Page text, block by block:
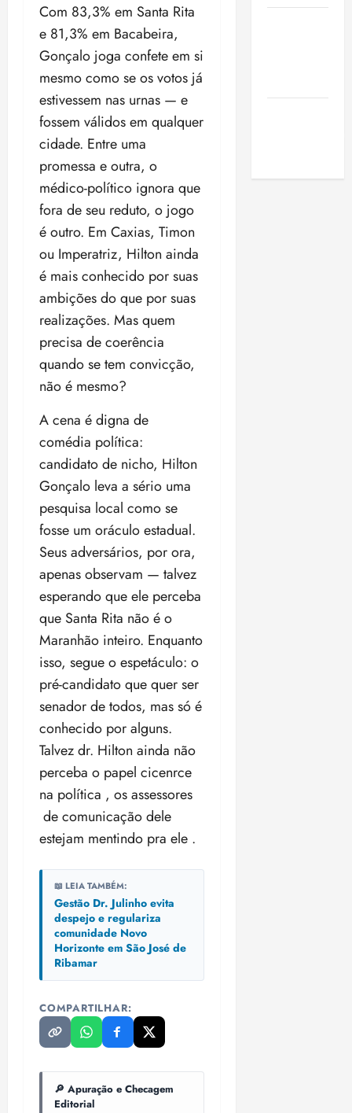
Com 83,3% em Santa Rita
e 81,3% em Bacabeira,
Gonçalo joga confete em si
mesmo como se os votos já
estivessem nas urnas — e
fossem válidos em qualquer
cidade. Entre uma
promessa e outra, o
médico-político ignora que
fora de seu reduto, o jogo
é outro. Em Caxias, Timon
ou Imperatriz, Hilton ainda
é mais conhecido por suas
ambições do que por suas
realizações. Mas quem
precisa de coerência
quando se tem convicção,
não é mesmo?
A cena é digna de
comédia política:
candidato de nicho, Hilton
Gonçalo leva a sério uma
pesquisa local como se
fosse um oráculo estadual.
Seus adversários, por ora,
apenas observam — talvez
esperando que ele perceba
que Santa Rita não é o
Maranhão inteiro. Enquanto
isso, segue o espetáculo: o
pré-candidato que quer ser
senador de todos, mas só é
conhecido por alguns.
Talvez dr. Hilton ainda não
perceba o papel cicenrce
na política , os assessores
de comunicação dele
estejam mentindo pra ele .
📖 LEIA TAMBÉM:
Gestão Dr. Julinho evita
despejo e regulariza
comunidade Novo
Horizonte em São José de
Ribamar
COMPARTILHAR:
🔎 Apuração e Checagem
Editorial